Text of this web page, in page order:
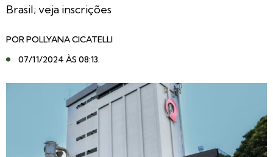
Brasil; veja inscrições
PORPOLLYANA CICATELLI
07/11/2024 ÀS 08:13.